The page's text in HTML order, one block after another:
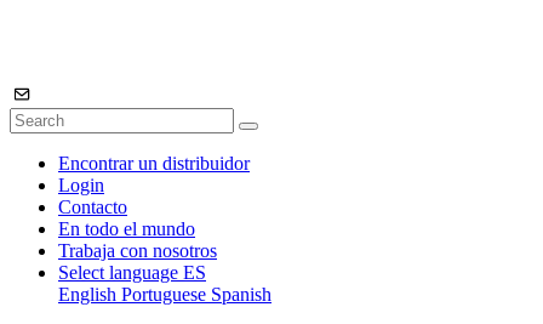
Encontrar un distribuidor
Login
Contacto
En todo el mundo
Trabaja con nosotros
Select language ES
English Portuguese Spanish